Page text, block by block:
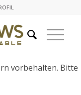
vorbehalten. Bitte